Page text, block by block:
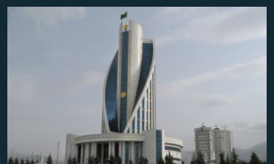
Все сайты Радио Азатутюн